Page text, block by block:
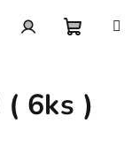
košík
6ks )